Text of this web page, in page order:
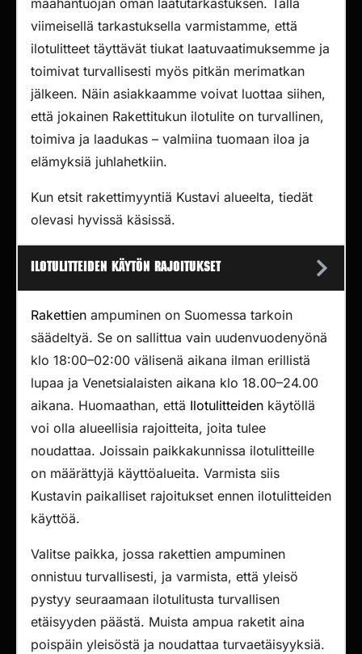
maahantuojan oman laatutarkastuksen. Tällä
viimeisellä tarkastuksella varmistamme, että
ilotulitteet täyttävät tiukat laatuvaatimuksemme ja
toimivat turvallisesti myös pitkän merimatkan
jälkeen. Näin asiakkaamme voivat luottaa siihen,
että jokainen Rakettitukun ilotulite on turvallinen,
toimiva ja laadukas – valmiina tuomaan iloa ja
elämyksiä juhlahetkiin.
Kun etsit rakettimyyntiä Kustavi alueelta, tiedät
olevasi hyvissä käsissä.
Ilotulitteiden käytön rajoitukset
Rakettien ampuminen on Suomessa tarkoin
säädeltyä. Se on sallittua vain uudenvuodenyönä
klo 18:00–02:00 välisenä aikana ilman erillistä
lupaa ja Venetsialaisten aikana klo 18.00–24.00
aikana. Huomaathan, että Ilotulitteiden käytöllä
voi olla alueellisia rajoitteita, joita tulee
noudattaa. Joissain paikkakunnissa ilotulitteille
on määrättyjä käyttöalueita. Varmista siis
Kustavin paikalliset rajoitukset ennen ilotulitteiden
käyttöä.
Valitse paikka, jossa rakettien ampuminen
onnistuu turvallisesti, ja varmista, että yleisö
pystyy seuraamaan ilotulitusta turvallisen
etäisyyden päästä. Muista ampua raketit aina
poispäin yleisöstä ja noudattaa turvaetäisyyksiä.